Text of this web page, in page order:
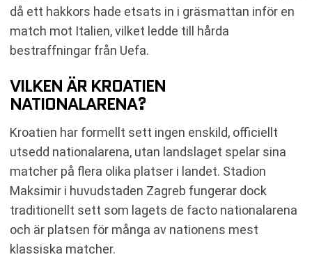
då ett hakkors hade etsats in i gräsmattan inför en
match mot Italien, vilket ledde till hårda
bestraffningar från Uefa.
VILKEN ÄR KROATIEN
NATIONALARENA?
Kroatien har formellt sett ingen enskild, officiellt
utsedd nationalarena, utan landslaget spelar sina
matcher på flera olika platser i landet. Stadion
Maksimir i huvudstaden Zagreb fungerar dock
traditionellt sett som lagets de facto nationalarena
och är platsen för många av nationens mest
klassiska matcher.